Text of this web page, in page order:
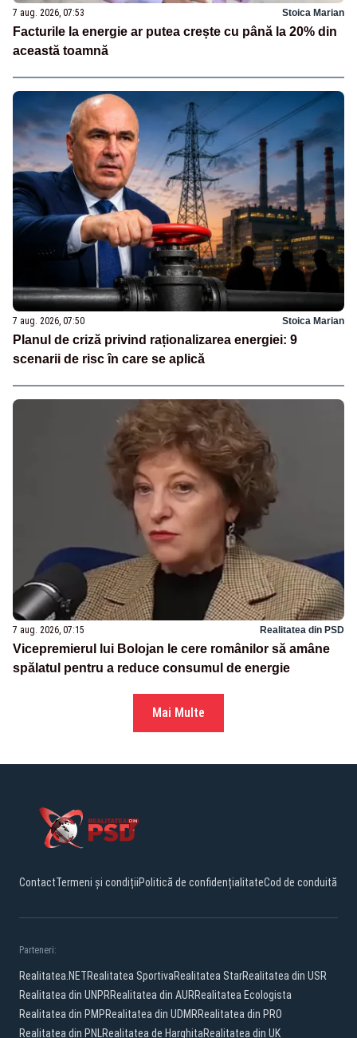
7 aug. 2026, 07:53 Stoica Marian
Facturile la energie ar putea crește cu până la 20% din
această toamnă
7 aug. 2026, 07:50 Stoica Marian
Planul de criză privind raționalizarea energiei: 9
scenarii de risc în care se aplică
7 aug. 2026, 07:15 Realitatea din PSD
Vicepremierul lui Bolojan le cere românilor să amâne
spălatul pentru a reduce consumul de energie
Mai Multe
ContactTermeni și condițiiPolitică de confidențialitateCod de conduită
Parteneri:
Realitatea.NETRealitatea SportivaRealitatea StarRealitatea din USR
Realitatea din UNPRRealitatea din AURRealitatea Ecologista
Realitatea din PMPRealitatea din UDMRRealitatea din PRO
Realitatea din PNLRealitatea de HarghitaRealitatea din UK